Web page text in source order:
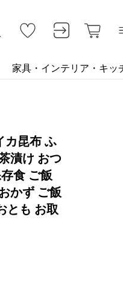
家具・インテリア・キッ
カ昆布 ふ
漬け おつ
食 ご飯
かず ご飯
とも お取